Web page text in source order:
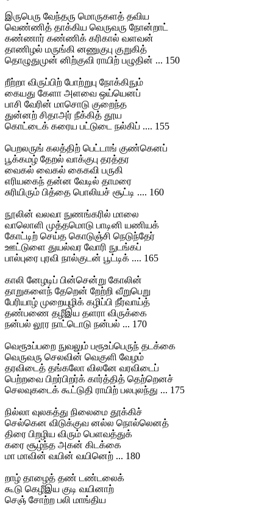
இருபெரு வேந்தரு மொருகளத் தவிய
வெண்ணித் தாக்கிய வெருவரு நோன்றாட்
கண்ணார் கண்ணிக் கரிகால் வளவன்
தாணிழல் மருங்கி னணுகுபு குறுகித்
தொழுதுமுன் னிற்குவி ராயிற் பழுதின் ... 150
றீற்றா விருப்பிற் போற்றுபு நோக்கிநும்
கையது கேளா அளவை ஒய்யெனப்
பாசி வேரின் மாசொடு குறைந்த
துன்னற் சிதாஅர் நீக்கித் தூய
கொட்டைக் கரைய பட்டுடை நல்கிப் .... 155
பெறலருங் கலத்திற் பெட்டாங் குண்கெனப்
பூக்கமழ் தேறல் வாக்குபு தரத்தர
வைகல் வைகல் கைகவி பருகி
எரியகைந் தன்ன வேடில் தாமரை
சுரியிரும் பித்தை பொலியச் சூட்டி .... 160
நூலின் வலவா நுணங்கரில் மாலை
வாலொளி முத்தமொடு பாடினி யணியக்
கோட்டிற் செய்த கொடுஞ்சி நெடுந்தேர்
ஊட்டுளை துயல்வர வோரி நுடங்கப்
பால்புரை புரவி நால்குடன் பூட்டிக் .... 165
காலி னேழடிப் பின்சென்று கோலின்
தாறுகளைந் தேறென் றேற்றி வீறுபெறு
பேரியாழ் முறையுழிக் கழிப்பி நீர்வாய்த்
தண்பணை தழீஇய தளரா விருக்கை
நன்பல் லூர நாட்டொடு நன்பல் ... 170
வெரூஉப்பறை நுவலும் பரூஉப்பெருந் தடக்கை
வெருவரு செலவின் வெகுளி வேழம்
தரவிடைத் தங்கலோ விலனே வரவிடைப்
பெற்றவை பிறர்பிறர்க் கார்த்தித் தெற்றெனச்
செலவுகடைக் கூட்டுதி ராயிற் பலபுலந்து ... 175
நில்லா வுலகத்து நிலைமை தூக்கிச்
செல்கென விடுக்குவ னல்ல நொல்லெனத்
திரை பிறழிய விரும் பெளவத்துக்
கரை சூழ்ந்த அகன் கிடக்கை
மா மாவின் வயின் வயினெற் ... 180
றாழ் தாழைத் தண் டண்டலைக்
கூடு கெழீஇய குடி வயினாற்
செஞ் சோற்ற பலி மாங்திய